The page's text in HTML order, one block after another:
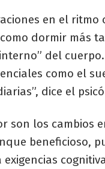
en el ritmo
dormir más
del
como el
dice el
son los cambios
beneficioso,